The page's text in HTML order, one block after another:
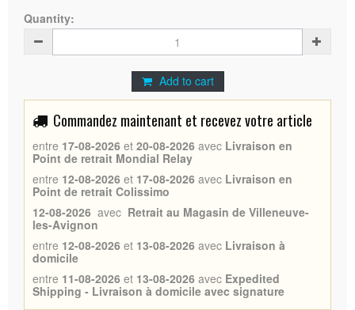
Quantity:
Add to cart
Commandez maintenant et recevez votre article
entre 17-08-2026 et 20-08-2026 avec Livraison en
Point de retrait Mondial Relay
entre 12-08-2026 et 17-08-2026 avec Livraison en
Point de retrait Colissimo
12-08-2026 avec Retrait au Magasin de Villeneuve-
les-Avignon
entre 12-08-2026 et 13-08-2026 avec Livraison à
domicile
entre 11-08-2026 et 13-08-2026 avec Expedited
Shipping - Livraison à domicile avec signature